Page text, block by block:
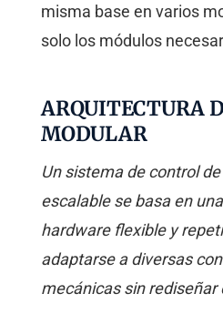
misma base en varios
solo los módulos
ARQUITECTURA
MODULAR
Un sistema de control
escalable se basa en
hardware flexible y
adaptarse a diversas
mecánicas sin rediseñar